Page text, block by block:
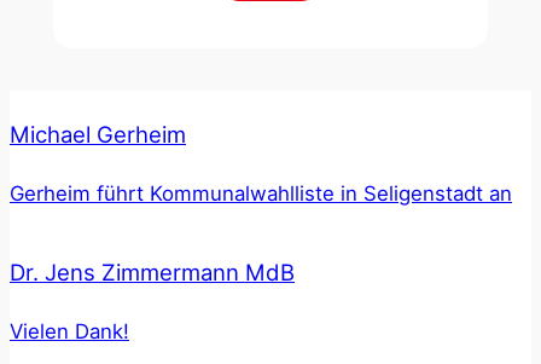
Michael Gerheim
Gerheim führt Kommunalwahlliste in Seligenstadt an
Dr. Jens Zimmermann MdB
Vielen Dank!